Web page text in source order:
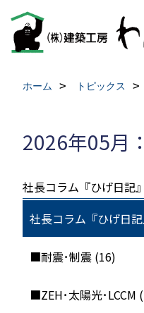
ホーム トピックス
2026年05月
社長コラム『ひげ日記』
社長コラム『ひげ日
■耐震･制震 (16)
■ZEH･太陽光･LCCM